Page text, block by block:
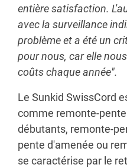
entière satisfaction.
avec la surveillance
problème et a été un
pour nous, car elle
coûts chaque année".
Le Sunkid SwissCord
comme remonte-
débutants, remonte-
pente d'amenée ou
se caractérise par le